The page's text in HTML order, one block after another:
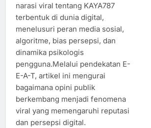
narasi viral tentang KAYA787
terbentuk di dunia digital,
menelusuri peran media sosial,
algoritme, bias persepsi, dan
dinamika psikologis
pengguna.Melalui pendekatan E-
E-A-T, artikel ini mengurai
bagaimana opini publik
berkembang menjadi fenomena
viral yang memengaruhi reputasi
dan persepsi digital.